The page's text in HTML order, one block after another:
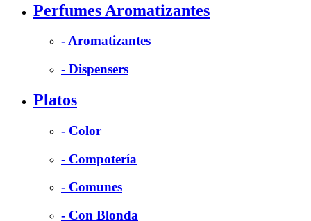
Perfumes Aromatizantes
- Aromatizantes
- Dispensers
Platos
- Color
- Compotería
- Comunes
- Con Blonda